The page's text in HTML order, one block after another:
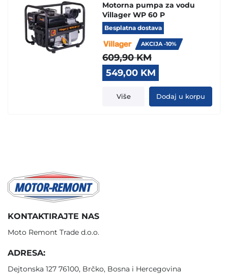
Motorna pumpa za vodu
Villager WP 60 P
Besplatna dostava
AKCIJA -10%
609,90KM
Original
price
was:
609,90 KM.
549,00 KM
price
is:
549,00 KM.
Više Dodaj u korpu
KONTAKTIRAJTE NAS
Moto Remont Trade d.o.o.
ADRESA:
Dejtonska 127 76100, Brčko, Bosna i Hercegovina